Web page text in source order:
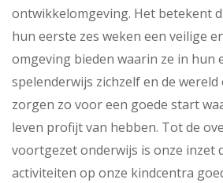
ontwikkelomgeving. Het betekent
hun eerste zes weken een veilige
omgeving bieden waarin ze in hun
spelenderwijs zichzelf en de
zorgen zo voor een goede start
leven profijt van hebben. Tot de
voortgezet onderwijs is onze inzet
activiteiten op onze kindcentra